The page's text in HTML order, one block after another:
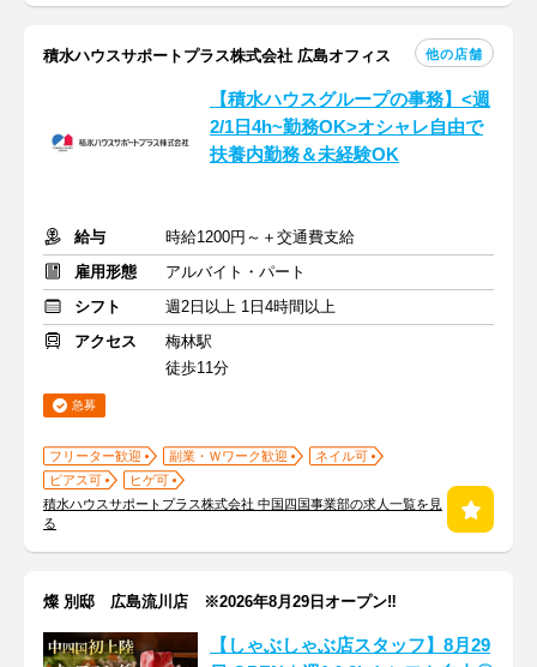
積水ハウスサポートプラス株式会社 広島オフィス 他の店舗
【積水ハウスグループの事務】<週
2/1日4h~勤務OK>オシャレ自由で
扶養内勤務＆未経験OK
給与
時給1200円～＋交通費支給
雇用形態
アルバイト・パート
シフト
週2日以上 1日4時間以上
アクセス
梅林駅
徒歩11分
急募
フリーター歓迎 副業・Ｗワーク歓迎
ネイル可
ピアス可
ヒゲ可
積水ハウスサポートプラス株式会社 中国四国事業部の求人一覧を見
る
燦 別邸 広島流川店 ※2026年8月29日オープン‼
【しゃぶしゃぶ店スタッフ】8月29